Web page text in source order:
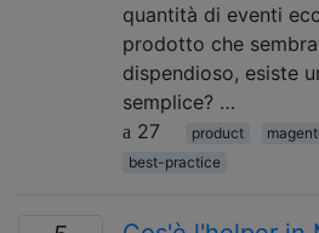
quantità di eventi
prodotto che
dispendioso, esiste
semplice? …
27
product
best-practice